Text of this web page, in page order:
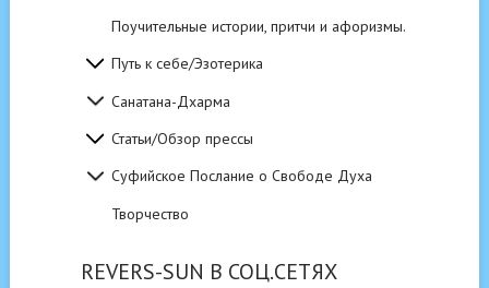
Поучительные истории, притчи и афоризмы.
Путь к себе/Эзотерика
Санатана-Дхарма
Статьи/Обзор прессы
Суфийское Послание о Свободе Духа
Творчество
REVERS-SUN В СОЦ.СЕТЯХ